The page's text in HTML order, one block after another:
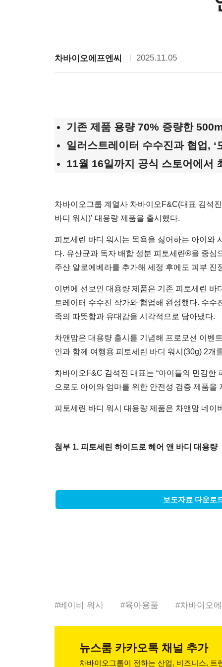
차바이오에프엔씨 2025.11.05
기존 제품 용량 70% 증량한
일러스트레이터 수수진과 협업, ‘
11월 16일까지 공식 스토어에서
차바이오그룹 계열사 차바이오F&C(대표 김석
바디 워시)’ 대용량 제품을 출시했다.
피토세린 바디 워시는 목욕을 싫어하는 아이와
다. 유산균과 독자 배합 성분 피토세린®을 중심
주산 알로에베라를 추가해 세정 후에도 피부 진
이번에 선보인 대용량 제품은 기존 피토세린
트레이터 수수진 작가와 협업해 완성했다. 수수
족의 따뜻함과 유대감을 시각적으로 담아냈다.
차앤맘은 대용량 출시를 기념해 프로모션 이벤
인과 함께 여행용 피토세린 바디 워시(30g) 2개
차바이오F&C 김석진 대표는 “아이들의 민감한
으로도 아이와 엄마를 위한 안전성 검증 제품을
피토세린 바디 워시 대용량 제품은 차앤맘 네
첨부 1. 피토세린 하이드로 헤어 앤 바디 대용량
보도자료 다운로
#베이비 워시 #육아용품 #차바이오
뉴스룸 카카오톡 채널 추가
차바이오그룹이 전하는 산업, 비즈니스, 트